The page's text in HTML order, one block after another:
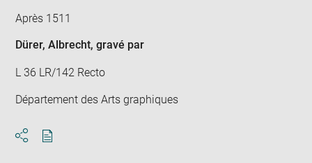
Après 1511
Dürer, Albrecht, gravé par
L 36 LR/142 Recto
Département des Arts graphiques